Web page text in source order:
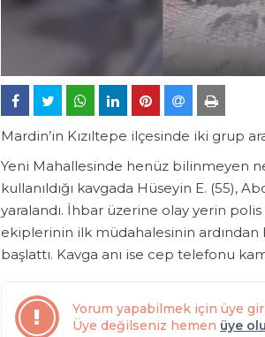
Mardin’in Kızıltepe ilçesinde iki grup
Yeni Mahallesinde henüz bilinmeyen
kullanıldığı kavgada Hüseyin E. (55),
yaralandı. İhbar üzerine olay yerin polis
ekiplerinin ilk müdahalesinin
başlattı. Kavga anı ise cep telefonu
Yorum yapabilmek için üye
Üye değilseniz hemen üye